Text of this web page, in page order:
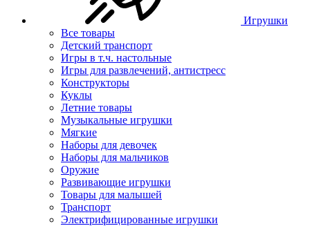
Игрушки
Все товары
Детский транспорт
Игры в т.ч. настольные
Игры для развлечений, антистресс
Конструкторы
Куклы
Летние товары
Музыкальные игрушки
Мягкие
Наборы для девочек
Наборы для мальчиков
Оружие
Развивающие игрушки
Товары для малышей
Транспорт
Электрифицированные игрушки